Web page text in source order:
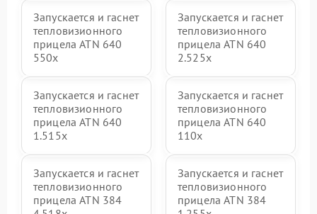
Запускается и гаснет
тепловизионного
прицела ATN 640
550x
Запускается и гаснет
тепловизионного
прицела ATN 640
2.525x
Запускается и гаснет
тепловизионного
прицела ATN 640
1.515x
Запускается и гаснет
тепловизионного
прицела ATN 640
110x
Запускается и гаснет
тепловизионного
прицела ATN 384
Запускается и гаснет
тепловизионного
прицела ATN 384